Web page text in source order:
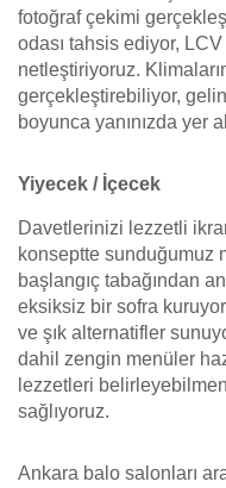
fotoğraf çekimi
odası tahsis ediyor,
netleştiriyoruz.
gerçekleştirebiliyor,
boyunca yanınızda yer
Yiyecek / İçecek
Davetlerinizi lezzetli
konseptte sunduğumuz
başlangıç tabağından
eksiksiz bir sofra
ve şık alternatifler
dahil zengin menüler
lezzetleri
sağlıyoruz.
Ankara balo salonları